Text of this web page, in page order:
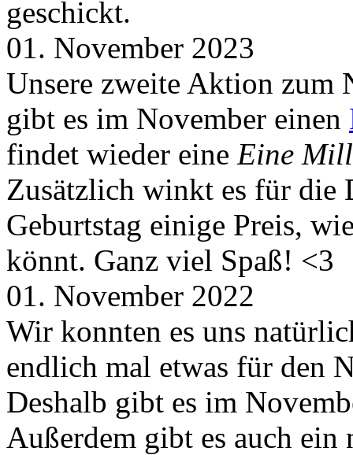
geschickt.
01. November 2023
Unsere zweite Aktion zum
gibt es im November einen
findet wieder eine Eine
Zusätzlich winkt es für die
Geburtstag einige Preis,
könnt. Ganz viel Spaß! <3
01. November 2022
Wir konnten es uns
endlich mal etwas für den
Deshalb gibt es im
Außerdem gibt es auch ein